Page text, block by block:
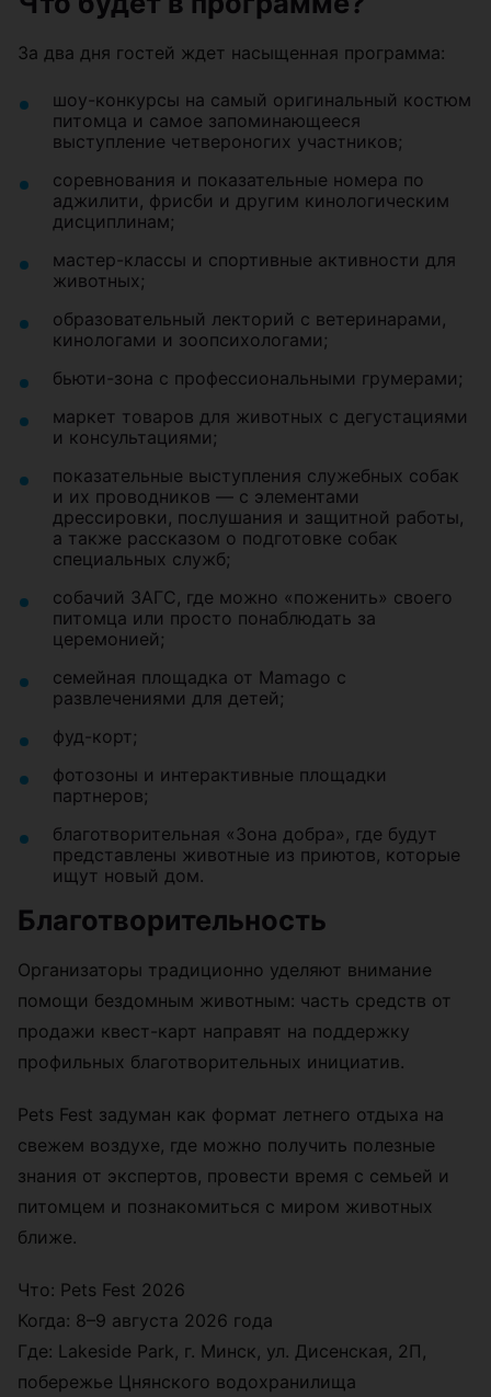
За два дня гостей ждет насыщенная программа:
шоу-конкурсы на самый оригинальный костюм
питомца и самое запоминающееся
выступление четвероногих участников;
соревнования и показательные номера по
аджилити, фрисби и другим кинологическим
дисциплинам;
мастер-классы и спортивные активности для
животных;
образовательный лекторий с ветеринарами,
кинологами и зоопсихологами;
бьюти-зона с профессиональными грумерами;
маркет товаров для животных с дегустациями
и консультациями;
показательные выступления служебных собак
и их проводников — с элементами
дрессировки, послушания и защитной работы,
а также рассказом о подготовке собак
специальных служб;
собачий ЗАГС, где можно «поженить» своего
питомца или просто понаблюдать за
церемонией;
семейная площадка от Mamago с
развлечениями для детей;
фуд-корт;
фотозоны и интерактивные площадки
партнеров;
благотворительная «Зона добра», где будут
представлены животные из приютов, которые
ищут новый дом.
Благотворительность
Организаторы традиционно уделяют внимание
помощи бездомным животным: часть средств от
продажи квест-карт направят на поддержку
профильных благотворительных инициатив.
Pets Fest задуман как формат летнего отдыха на
свежем воздухе, где можно получить полезные
знания от экспертов, провести время с семьей и
питомцем и познакомиться с миром животных
ближе.
Что: Pets Fest 2026
Когда: 8–9 августа 2026 года
Где: Lakeside Park, г. Минск, ул. Дисенская, 2П,
побережье Цнянского водохранилища